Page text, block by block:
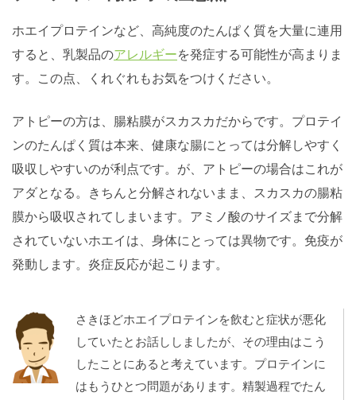
ホエイプロテインなど、高純度のたんぱく質を大量に連用
すると、乳製品のアレルギーを発症する可能性が高まりま
す。この点、くれぐれもお気をつけください。
アトピーの方は、腸粘膜がスカスカだからです。プロテイ
ンのたんぱく質は本来、健康な腸にとっては分解しやすく
吸収しやすいのが利点です。が、アトピーの場合はこれが
アダとなる。きちんと分解されないまま、スカスカの腸粘
膜から吸収されてしまいます。アミノ酸のサイズまで分解
されていないホエイは、身体にとっては異物です。免疫が
発動します。炎症反応が起こります。
さきほどホエイプロテインを飲むと症状が悪化
していたとお話ししましたが、その理由はこう
したことにあると考えています。プロテインに
はもうひとつ問題があります。精製過程でたん